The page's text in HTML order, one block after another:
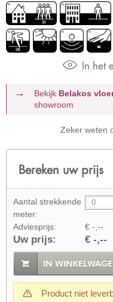
In het
Bekijk Belakos
showroom
Zeker weten
Bereken uw prijs
Aantal strekkende
meter:
Adviesprijs:
€ -,--
Uw prijs: € -,--
IN
Product niet